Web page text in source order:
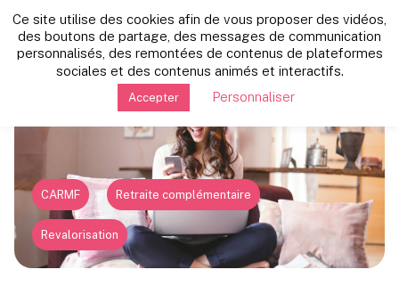
Retour vers les autres news
CARMF Retraite complémentaire
Revalorisation
Ce site utilise des cookies afin de vous proposer des vidéos,
des boutons de partage, des messages de communication
personnalisés, des remontées de contenus de plateformes
sociales et des contenus animés et interactifs.
Accepter Personnaliser